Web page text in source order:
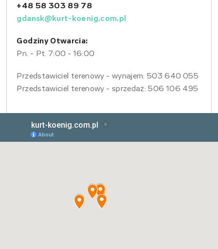
+48 58 303 89 78
gdansk@kurt-koenig.com.pl
Godziny Otwarcia:
Pn. - Pt. 7:00 - 16:00
Przedstawiciel terenowy - wynajem: 503 640 055
Przedstawiciel terenowy - sprzedaż: 506 106 495